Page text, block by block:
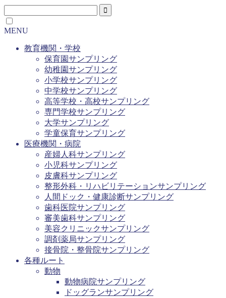
MENU
教育機関・学校
保育園サンプリング
幼稚園サンプリング
小学校サンプリング
中学校サンプリング
高等学校・高校サンプリング
専門学校サンプリング
大学サンプリング
学童保育サンプリング
医療機関・病院
産婦人科サンプリング
小児科サンプリング
皮膚科サンプリング
整形外科・リハビリテーションサンプリング
人間ドック・健康診断サンプリング
歯科医院サンプリング
審美歯科サンプリング
美容クリニックサンプリング
調剤薬局サンプリング
接骨院・整骨院サンプリング
各種ルート
動物
動物病院サンプリング
ドッグランサンプリング